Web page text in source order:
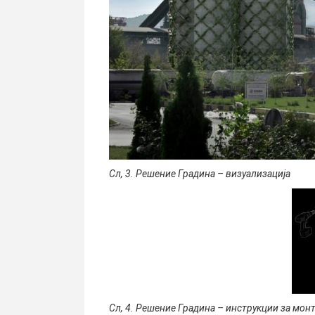
Сл, 3. Решение Градина – визуализација
Сл, 4. Решение Градина – инструкции за